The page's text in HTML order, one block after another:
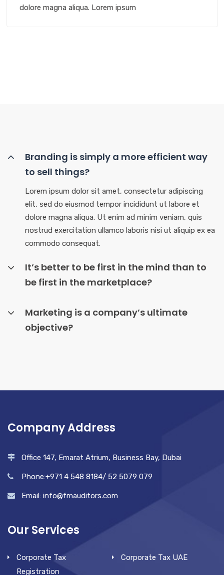
dolore magna aliqua. Lorem ipsum
Branding is simply a more efficient way
to sell things?
Lorem ipsum dolor sit amet, consectetur adipiscing
elit, sed do eiusmod tempor incididunt ut labore et
dolore magna aliqua. Ut enim ad minim veniam, quis
nostrud exercitation ullamco laboris nisi ut aliquip ex ea
commodo consequat.
It’s better to be first in the mind than to
be first in the marketplace?
Marketing is a company’s ultimate
objective?
Company Address
Office 147, Emarat Atrium, Business Bay, Dubai
Phone:+971 4 548 8184/ 52 5079 079
Email: info@fmauditors.com
Our Services
Corporate Tax
Registration
Corporate Tax UAE